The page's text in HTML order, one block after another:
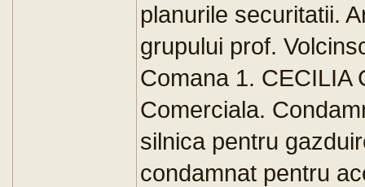
planurile securitatii.
grupului prof.
Comana 1. CECILIA
Comerciala.
silnica pentru
condamnat pentru